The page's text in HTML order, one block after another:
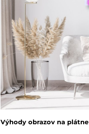
Výhody obrazov na plátne